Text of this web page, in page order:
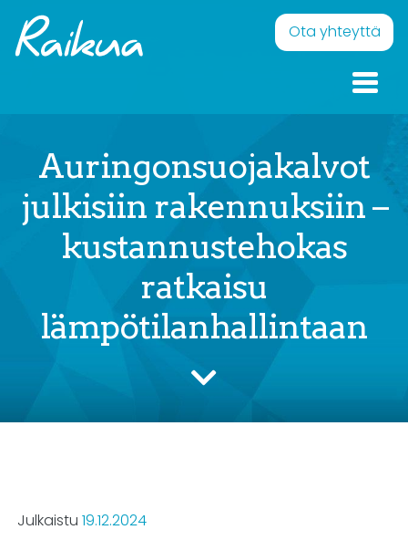
Skip to content
Raikua
Eläväistä pintaa – Onnellisia ilmeitä Ota yhteyttä
Auringonsuojakalvot
julkisiin rakennuksiin –
kustannustehokas
ratkaisu
lämpötilanhallintaan
Julkaistu19.12.2024